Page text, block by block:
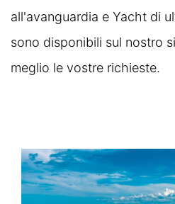
all'avanguardia e Yacht di
sono disponibili sul nostro
meglio le vostre richieste.